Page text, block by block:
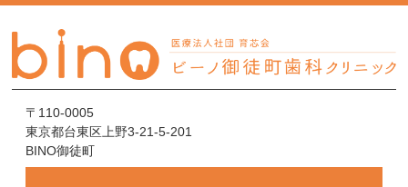
〒110-0005
東京都台東区上野3-21-5-201
BINO御徒町